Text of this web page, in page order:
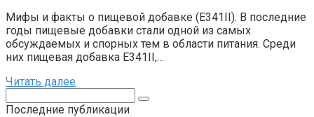
Мифы и факты о пищевой добавке (Е341II). В последние
годы пищевые добавки стали одной из самых
обсуждаемых и спорных тем в области питания. Среди
них пищевая добавка Е341II,…
Читать далее
Последние публикации